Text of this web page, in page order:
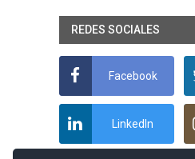
REDES SOCIALES
Facebook
LinkedIn